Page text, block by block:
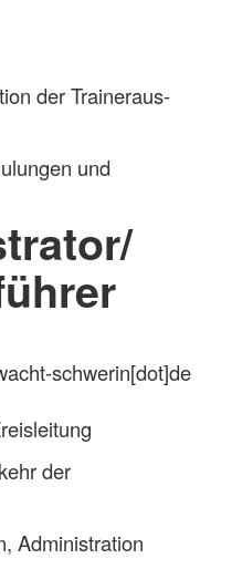
der Traineraus-
und
schwerin[dot]de
der
Administration